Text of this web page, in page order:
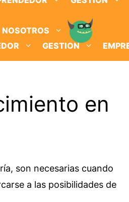
NOSOTROS
GESTION
en
son necesarias cuando
a las posibilidades de